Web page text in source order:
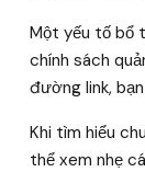
Một yếu tố bổ
chính sách
đường link,
Khi tìm hiểu
thể xem nhẹ